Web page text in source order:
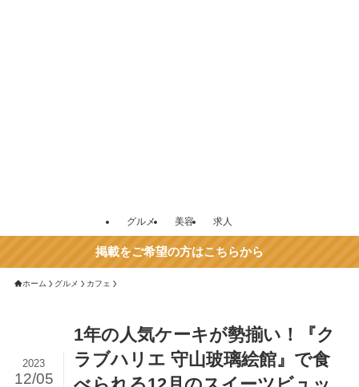
グルメ 美容 求人
掲載をご希望の方はこちらから
ホーム グルメ カフェ
1年の人気ケーキが勢揃い！『ク
ラブハリエ 守山玻璃絵館』で食
2023
12/05